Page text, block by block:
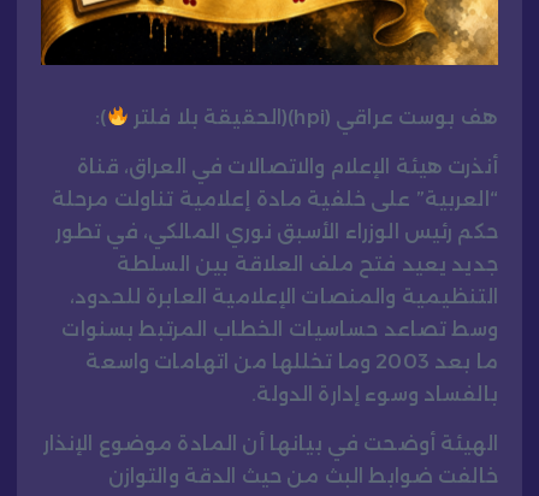
هف بوست عراقي (hpi)(الحقيقة بلا فلتر ):
أنذرت هيئة الإعلام والاتصالات في العراق، قناة
“العربية” على خلفية مادة إعلامية تناولت مرحلة
حكم رئيس الوزراء الأسبق نوري المالكي، في تطور
جديد يعيد فتح ملف العلاقة بين السلطة
التنظيمية والمنصات الإعلامية العابرة للحدود،
وسط تصاعد حساسيات الخطاب المرتبط بسنوات
ما بعد 2003 وما تخللها من اتهامات واسعة
بالفساد وسوء إدارة الدولة.
الهيئة أوضحت في بيانها أن المادة موضوع الإنذار
خالفت ضوابط البث من حيث الدقة والتوازن